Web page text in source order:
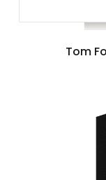
Tom